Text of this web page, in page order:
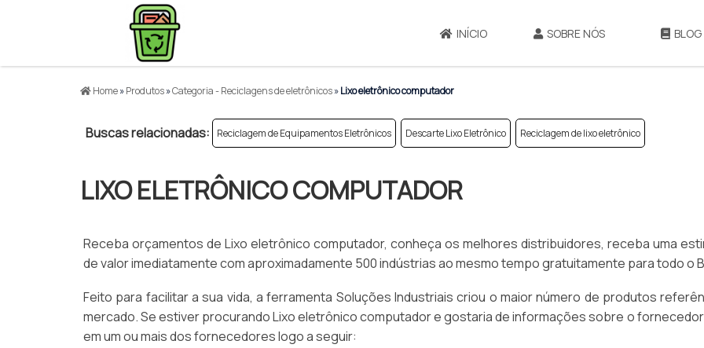
INÍCIO SOBRE NÓS BLOG
Home»Produtos»Categoria - Reciclagens de eletrônicos»Lixo eletrônico computador
Buscas relacionadas: Reciclagem de Equipamentos Eletrônicos Descarte Lixo Eletrônico Reciclagem de lixo eletrônico
LIXO ELETRÔNICO COMPUTADOR
Receba orçamentos de Lixo eletrônico computador, conheça os melhores distribuidores, receba uma
de valor imediatamente com aproximadamente 500 indústrias ao mesmo tempo gratuitamente para todo o
Feito para facilitar a sua vida, a ferramenta Soluções Industriais criou o maior número de produtos
mercado. Se estiver procurando Lixo eletrônico computador e gostaria de informações sobre o
em um ou mais dos fornecedores logo a seguir: